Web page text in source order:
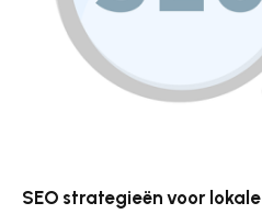
SEO strategieën voor